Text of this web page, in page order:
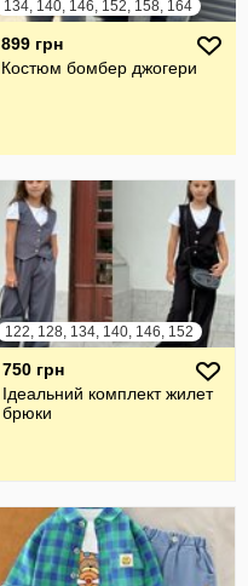
134, 140, 146, 152, 158, 164
899 грн
Костюм бомбер джогери
122, 128, 134, 140, 146, 152
750 грн
Ідеальний комплект жилет
брюки